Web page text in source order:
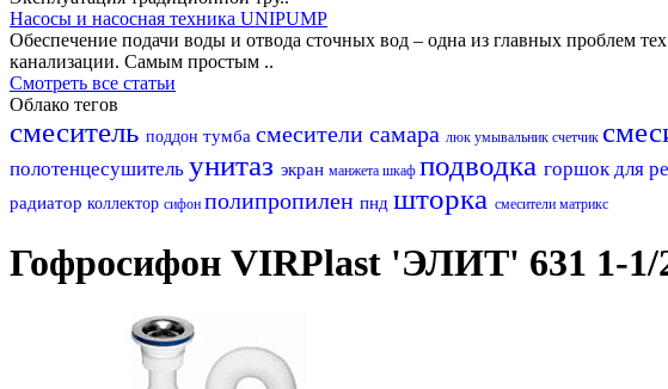
Насосы и насосная техника UNIPUMP
Обеспечение подачи воды и отвода сточных вод – одна из главных проблем
канализации. Самым простым ..
Смотреть все статьи
Облако тегов
смеситель поддон тумба смесители самара люк умывальник счетчик
полотенцесушитель унитаз экран манжета шкаф подводка горшок для
радиатор коллектор сифон полипропилен пнд шторка смесители матрикс
Гофросифон VIRPlast 'ЭЛИТ' 631 1-